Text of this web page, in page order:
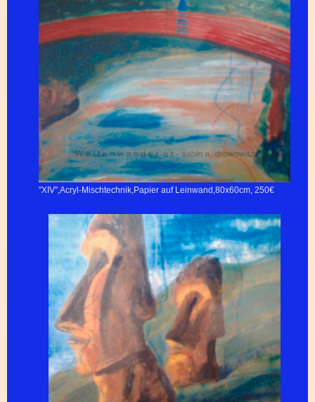
"XIV",Acryl-Mischtechnik,Papier auf Leinwand,80x60cm, 250€